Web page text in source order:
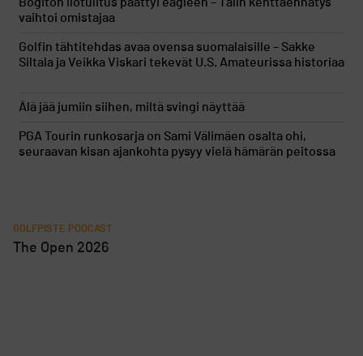
Bogiton ilotulitus päättyi eagleen – Talin kenttäennätys
vaihtoi omistajaa
Golfin tähtitehdas avaa ovensa suomalaisille – Sakke
Siltala ja Veikka Viskari tekevät U.S. Amateurissa historiaa
Älä jää jumiin siihen, miltä svingi näyttää
PGA Tourin runkosarja on Sami Välimäen osalta ohi,
seuraavan kisan ajankohta pysyy vielä hämärän peitossa
GOLFPISTE PODCAST
The Open 2026